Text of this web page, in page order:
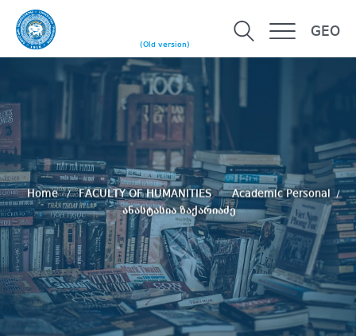
(Old version)
GEO
Home FACULTY OF HUMANITIES
Academic Personal
ანასტასია ზაქარიაძე